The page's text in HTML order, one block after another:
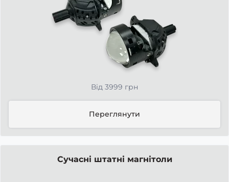
Від 3999 грн
Переглянути
Сучасні штатні магнітоли